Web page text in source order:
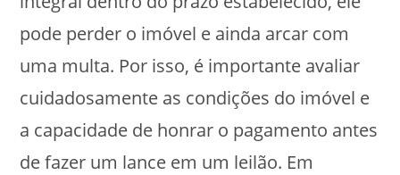
pode perder o imóvel e ainda arcar com
uma multa. Por isso, é importante avaliar
cuidadosamente as condições do imóvel e
a capacidade de honrar o pagamento antes
de fazer um lance em um leilão. Em
e
comportamento
ao visitar nosso
aumenta a
chance de ver
conteúdo e
ofertas
personalizadas.